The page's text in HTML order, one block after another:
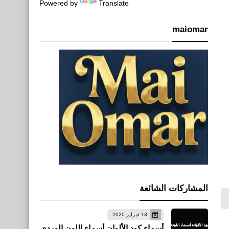
Powered by Translate
maiomar
المشاركات الشائعة
13 فبراير 2020